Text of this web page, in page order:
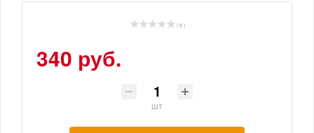
( 0 )
340 руб.
шт